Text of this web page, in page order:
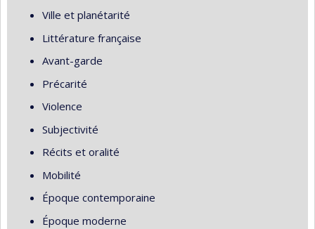
Ville et planétarité
Littérature française
Avant-garde
Précarité
Violence
Subjectivité
Récits et oralité
Mobilité
Époque contemporaine
Époque moderne